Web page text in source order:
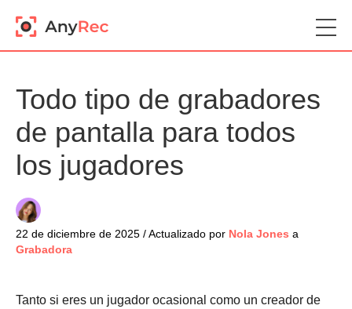
Todo tipo de grabadores
de pantalla para todos
los jugadores
22 de diciembre de 2025 / Actualizado por Nola Jones a
Grabadora
Tanto si eres un jugador ocasional como un creador de